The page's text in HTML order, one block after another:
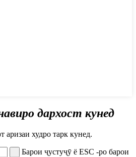
дархост кунед
аризаи худро тарк кунед.
Барои ҷустуҷӯ ё ESC -ро барои